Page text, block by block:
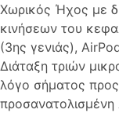
Χωρικός Ήχος με
κινήσεων του
(3ης γενιάς),
Διάταξη τριών
λόγο σήματος
προσανατολισμένη